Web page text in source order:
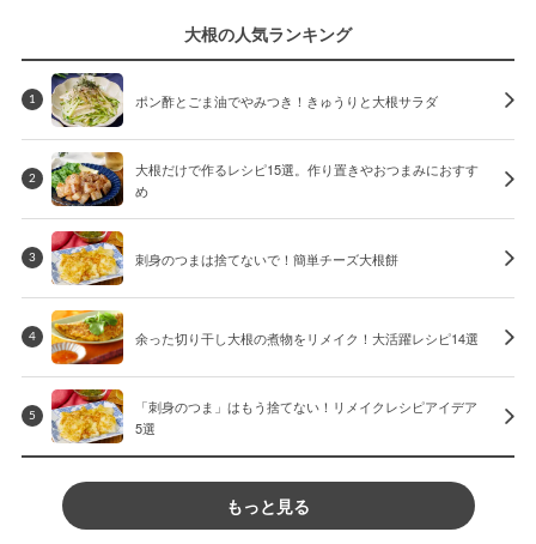
大根の人気ランキング
1 ポン酢とごま油でやみつき！きゅうりと大根サラダ
2
大根だけで作るレシピ15選。作り置きやおつまみにおすす
め
3 刺身のつまは捨てないで！簡単チーズ大根餅
4 余った切り干し大根の煮物をリメイク！大活躍レシピ14選
5
「刺身のつま」はもう捨てない！リメイクレシピアイデア
5選
もっと見る